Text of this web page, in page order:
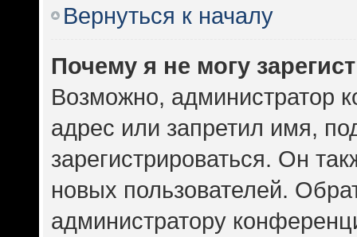
Вернуться к началу
Почему я не могу
Возможно, администратор
адрес или запретил имя,
зарегистрироваться. Он
новых пользователей.
администратору